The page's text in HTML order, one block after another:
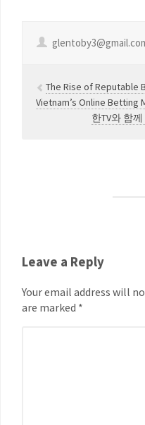
The Rise of Reputable
Vietnam’s Online Betting
한TV와 함
Leave a Reply
Your email address will
are marked *